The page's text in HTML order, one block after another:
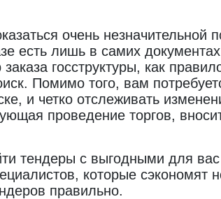
очень незначительной
лишь в самих документах
госструктуры, как
Помимо того, вам
и четко отслеживать
проведение торгов,
тендеры с выгодными для
которые сэкономят
правильно.